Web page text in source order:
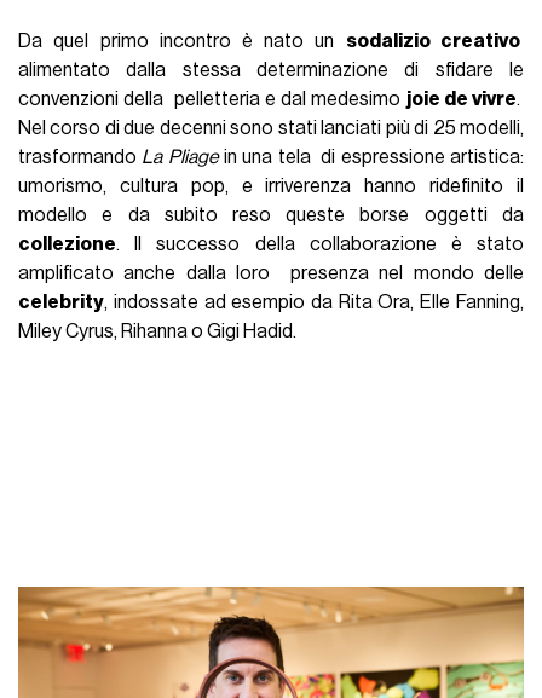
Da quel primo incontro è nato un sodalizio creativo
alimentato dalla stessa determinazione di sfidare le
convenzioni della pelletteria e dal medesimo joie de vivre.
Nel corso di due decenni sono stati lanciati più di 25 modelli,
trasformando La Pliagein una tela di espressione artistica:
umorismo, cultura pop, e irriverenza hanno ridefinito il
modello e da subito reso queste borse oggetti da
collezione. Il successo della collaborazione è stato
amplificato anche dalla loro presenza nel mondo delle
celebrity, indossate ad esempio da Rita Ora, Elle Fanning,
Miley Cyrus, Rihanna o Gigi Hadid.